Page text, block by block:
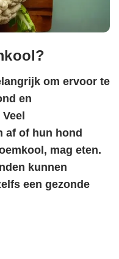
om ervoor te
en
af of hun hond
mag eten.
kunnen
een gezonde